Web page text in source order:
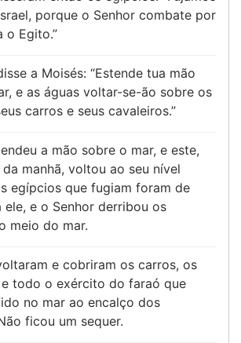
porque o Senhor combate por
o Egito.”
a Moisés: “Estende tua mão
e as águas voltar-se-ão sobre os
carros e seus cavaleiros.”
a mão sobre o mar, e este,
manhã, voltou ao seu nível
egípcios que fugiam foram de
ele, e o Senhor derribou os
meio do mar.
e cobriram os carros, os
todo o exército do faraó que
no mar ao encalço dos
ficou um sequer.